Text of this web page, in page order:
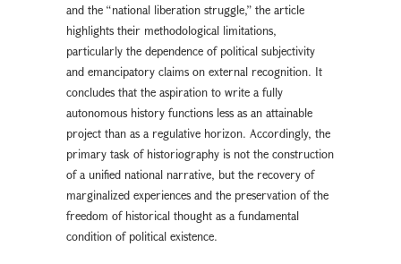
and the “national liberation struggle,” the article
highlights their methodological limitations,
particularly the dependence of political subjectivity
and emancipatory claims on external recognition. It
concludes that the aspiration to write a fully
autonomous history functions less as an attainable
project than as a regulative horizon. Accordingly, the
primary task of historiography is not the construction
of a unified national narrative, but the recovery of
marginalized experiences and the preservation of the
freedom of historical thought as a fundamental
condition of political existence.